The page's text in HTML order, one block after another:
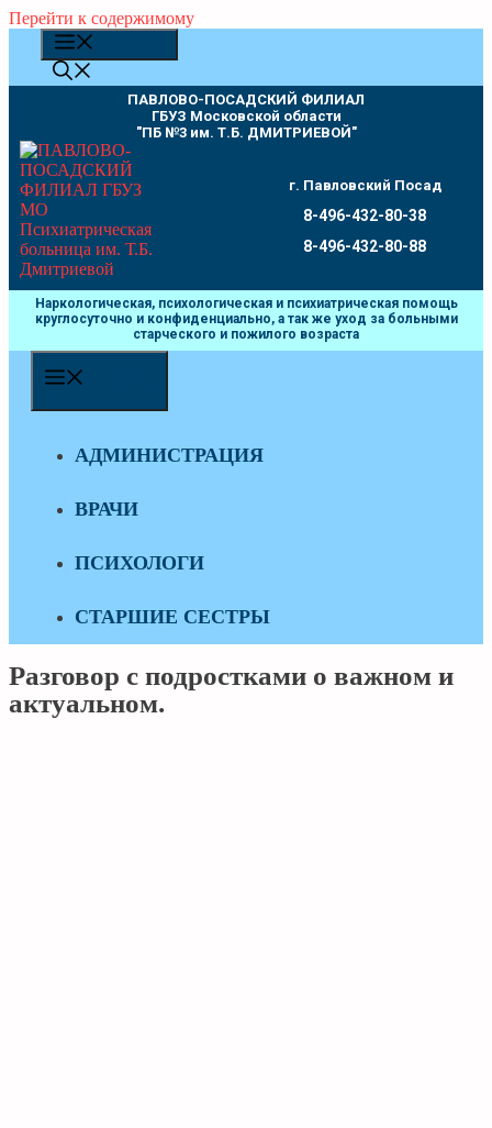
Перейти к содержимому
ПАВЛОВО-ПОСАДСКИЙ ФИЛИАЛ
ГБУЗ Московской области
"ПБ №3 им. Т.Б. ДМИТРИЕВОЙ"
г. Павловский Посад
8-496-432-80-38
8-496-432-80-88
Наркологическая, психологическая и психиатрическая помощь
круглосуточно и конфиденциально, а так же уход за больными
старческого и пожилого возраста
АДМИНИСТРАЦИЯ
ВРАЧИ
ПСИХОЛОГИ
СТАРШИЕ СЕСТРЫ
Разговор с подростками о важном и
актуальном.